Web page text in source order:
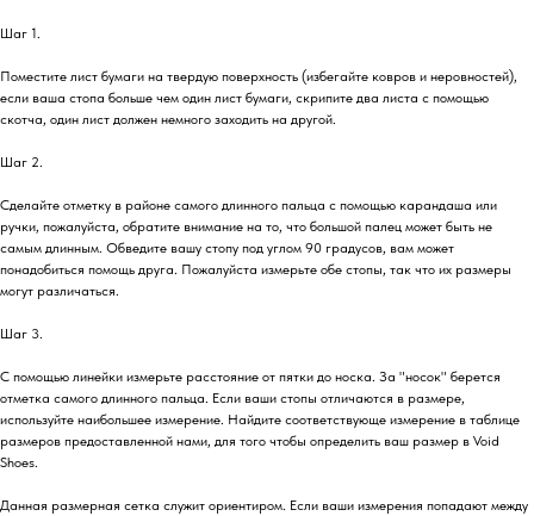
Шаг 1.
Поместите лист бумаги на твердую поверхность (избегайте ковров и неровностей),
если ваша стопа больше чем один лист бумаги, скрипите два листа с помощью
скотча, один лист должен немного заходить на другой.
Шаг 2.
Сделайте отметку в районе самого длинного пальца с помощью карандаша или
ручки, пожалуйста, обратите внимание на то, что большой палец может быть не
самым длинным. Обведите вашу стопу под углом 90 градусов, вам может
понадобиться помощь друга. Пожалуйста измерьте обе стопы, так что их размеры
могут различаться.
Шаг 3.
С помощью линейки измерьте расстояние от пятки до носка. За "носок" берется
отметка самого длинного пальца. Если ваши стопы отличаются в размере,
используйте наибольшее измерение. Найдите соответствующе измерение в таблице
размеров предоставленной нами, для того чтобы определить ваш размер в Void
Shoes.
Данная размерная сетка служит ориентиром. Если ваши измерения попадают между